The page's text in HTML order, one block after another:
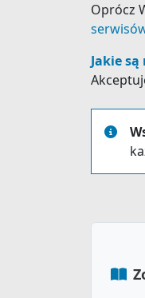
Oprócz
Jakie